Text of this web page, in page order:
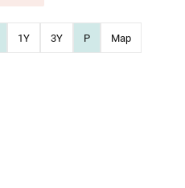
1Y 3Y P Map